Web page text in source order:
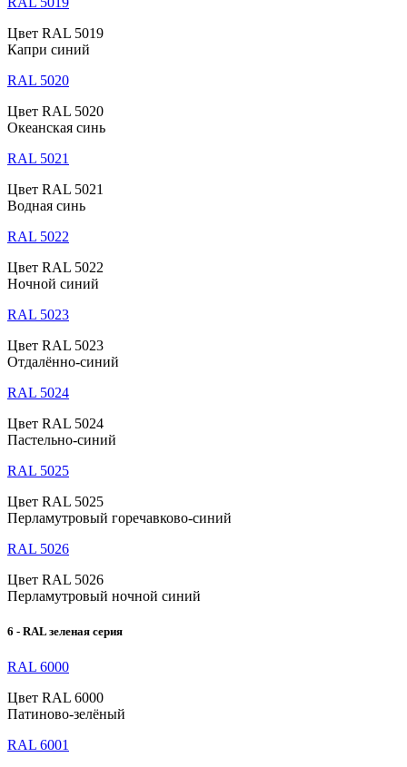
Цвет RAL 5019
Капри синий
RAL 5020
Цвет RAL 5020
Океанская синь
RAL 5021
Цвет RAL 5021
Водная синь
RAL 5022
Цвет RAL 5022
Ночной синий
RAL 5023
Цвет RAL 5023
Отдалённо-синий
RAL 5024
Цвет RAL 5024
Пастельно-синий
RAL 5025
Цвет RAL 5025
Перламутровый горечавково-синий
RAL 5026
Цвет RAL 5026
Перламутровый ночной синий
6 - RAL зеленая серия
RAL 6000
Цвет RAL 6000
Патиново-зелёный
RAL 6001